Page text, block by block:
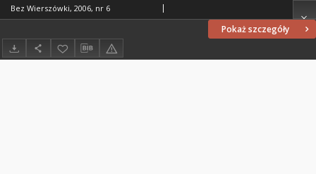
Pokaż szczegóły
Bez Wierszówki, 2006, nr 6